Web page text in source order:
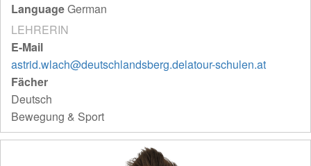
LanguageGerman
LEHRERIN
E-Mail
astrid.wlach@deutschlandsberg.delatour-schulen.at
Fächer
Deutsch
Bewegung & Sport